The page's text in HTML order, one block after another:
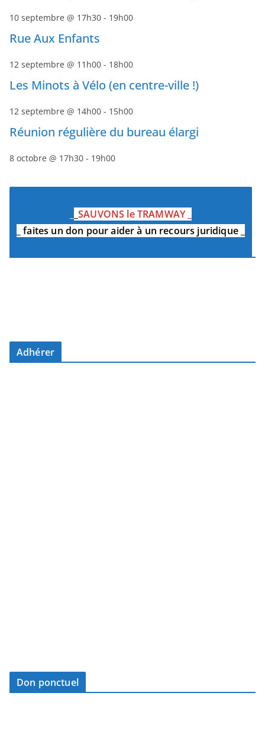
10 septembre @ 17h30 - 19h00
Rue Aux Enfants
12 septembre @ 11h00 - 18h00
Les Minots à Vélo (en centre-ville !)
12 septembre @ 14h00 - 15h00
Réunion régulière du bureau élargi
8 octobre @ 17h30 - 19h00
_SAUVONS le TRAMWAY_
_faites un don pour aider à un recours juridique_
Adhérer
Don ponctuel